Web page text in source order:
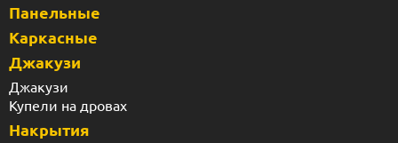
Панельные
Каркасные
Джакузи
Джакузи
Купели на дровах
Накрытия